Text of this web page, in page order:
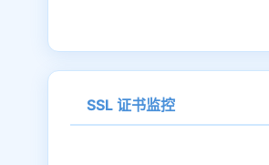
SSL 证书监控